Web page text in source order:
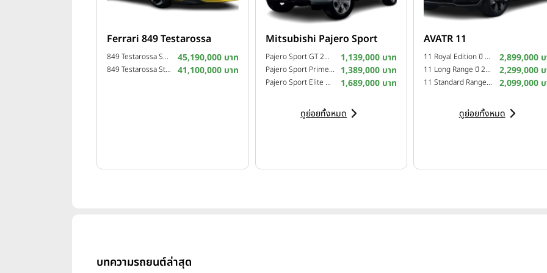
Ferrari 849 Testarossa
849 Testarossa Spider ปี 2025 45,190,000 บาท
849 Testarossa Standard ปี 2025 41,100,000 บาท
Mitsubishi Pajero Sport
Pajero Sport GT 2WD ปี 2025 1,139,000 บาท
Pajero Sport Prime 2WD ปี 2025 1,389,000 บาท
Pajero Sport Elite Edition 4WD ปี 2024 1,689,000 บาท
ดูย่อยทั้งหมด
AVATR 11
11 Royal Edition ปี 2025 2,899,000
11 Long Range ปี 2024 2,299,000
11 Standard Range ปี 2024 2,099,000
ดูย่อยทั้งหมด
บทความรถยนต์ล่าสุด